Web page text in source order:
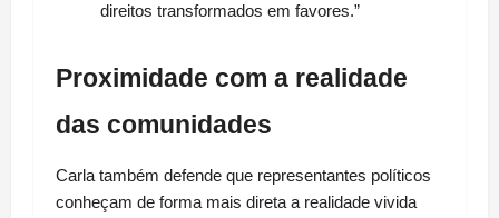
direitos transformados em favores.”
Proximidade com a realidade
das comunidades
Carla também defende que representantes políticos
conheçam de forma mais direta a realidade vivida